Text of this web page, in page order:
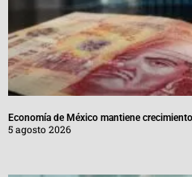
Economía de México mantiene
5 agosto 2026